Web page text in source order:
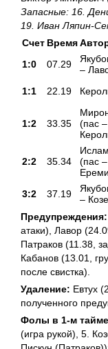
Запасные: 16.
19. Иван Ляпин-
Счет Время
1:0
07.29
–
1:1
22.19
1:2 33.35
(пас –
2:2 35.34
(пас –
3:2 37.19
–
Предупреждения:
атаки), Лавор
Патраков (11.38,
Кабанов (13.01,
после свистка).
Удаление: Евтух
полученного
Фолы в 1-м
(игра рукой), 5.